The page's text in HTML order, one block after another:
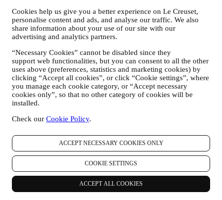
Cookies help us give you a better experience on Le Creuset,
personalise content and ads, and analyse our traffic. We also
share information about your use of our site with our
advertising and analytics partners.
“Necessary Cookies” cannot be disabled since they
support web functionalities, but you can consent to all the other
uses above (preferences, statistics and marketing cookies) by
clicking “Accept all cookies”, or click “Cookie settings”, where
you manage each cookie category, or “Accept necessary
cookies only”, so that no other category of cookies will be
installed.
Check our Cookie Policy.
ACCEPT NECESSARY COOKIES ONLY
COOKIE SETTINGS
ACCEPT ALL COOKIES
kontraktsmessige utførelse av denne tjenesten.
FOR Å FORVALTE DINE BESTILLINGER OG LEVERE
VÅRE PRODUKTER, TJENESTER OG BISTAND TIL
DEG
Vi vil bruke dine data til å forvalte kontraktsforholdet med
deg, dine kjøp av produkter på nettstedet og/eller i en av våre
Le Creuset butikker, din bruk av nettstedet, eventuelle
etterfølgende ettersalgsbistand, eller din deltakelse i
konkurranser. Det kan være at vi må behandle enkelte data
om deg for våre administrative formål knyttet til
kontraktsforholdet med deg inkludert regnskapsføring,
bedrageri-screening, trygghet, sikkerhet, systemtesting,
behov for å kontakte deg av administrative eller driftsmessige
grunner. For eksempel, for å sende deg bekreftelse på ditt
kjøp. Vi vil også bruke dine data til å svare på dine
forespørsler som sendes gjennom våre nettstedsskjemaer eller
andre kanaler. Denne behandlingsaktiviteten er basert på den
kontraktsmessige utførelse av våre e-handelstjenester.
FOR Å INFORMERE DEG OM NYHETER ELLER